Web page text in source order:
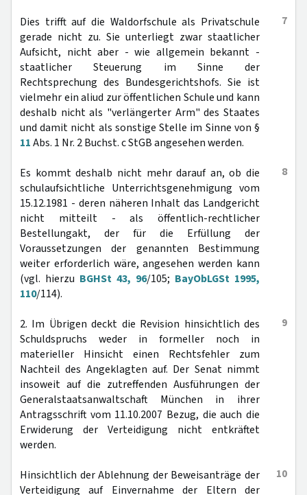
7
Dies trifft auf die Waldorfschule als Privatschule
gerade nicht zu. Sie unterliegt zwar staatlicher
Aufsicht, nicht aber - wie allgemein bekannt -
staatlicher Steuerung im Sinne der
Rechtsprechung des Bundesgerichtshofs. Sie ist
vielmehr ein aliud zur öffentlichen Schule und kann
deshalb nicht als "verlängerter Arm" des Staates
und damit nicht als sonstige Stelle im Sinne von §
11Abs. 1 Nr. 2 Buchst. c StGB angesehen werden.
8
Es kommt deshalb nicht mehr darauf an, ob die
schulaufsichtliche Unterrichtsgenehmigung vom
15.12.1981 - deren näheren Inhalt das Landgericht
nicht mitteilt - als öffentlich-rechtlicher
Bestellungakt, der für die Erfüllung der
Voraussetzungen der genannten Bestimmung
weiter erforderlich wäre, angesehen werden kann
(vgl. hierzu BGHSt 43, 96/105; BayObLGSt 1995,
110/114).
9
2. Im Übrigen deckt die Revision hinsichtlich des
Schuldspruchs weder in formeller noch in
materieller Hinsicht einen Rechtsfehler zum
Nachteil des Angeklagten auf. Der Senat nimmt
insoweit auf die zutreffenden Ausführungen der
Generalstaatsanwaltschaft München in ihrer
Antragsschrift vom 11.10.2007 Bezug, die auch die
Erwiderung der Verteidigung nicht entkräftet
werden.
10
Hinsichtlich der Ablehnung der Beweisanträge der
Verteidigung auf Einvernahme der Eltern der